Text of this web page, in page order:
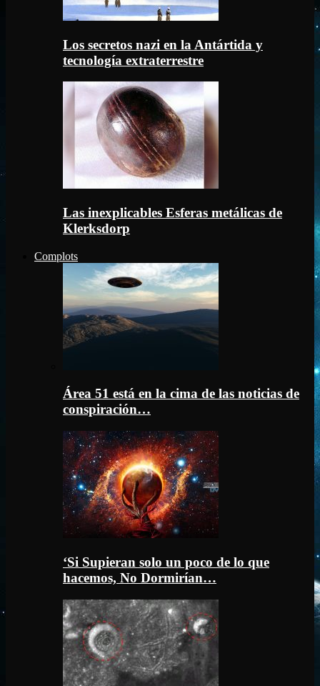
Los secretos nazi en la Antártida y
tecnología extraterrestre
Las inexplicables Esferas metálicas de
Klerksdorp
Complots
Área 51 está en la cima de las noticias de
conspiración…
‘Si Supieran solo un poco de lo que
hacemos, No Dormirían…